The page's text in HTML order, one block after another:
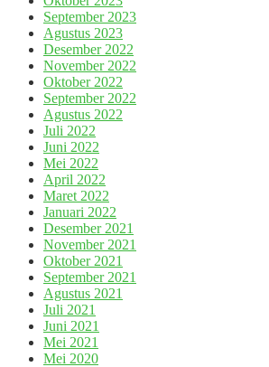
September 2023
Agustus 2023
Desember 2022
November 2022
Oktober 2022
September 2022
Agustus 2022
Juli 2022
Juni 2022
Mei 2022
April 2022
Maret 2022
Januari 2022
Desember 2021
November 2021
Oktober 2021
September 2021
Agustus 2021
Juli 2021
Juni 2021
Mei 2021
Mei 2020